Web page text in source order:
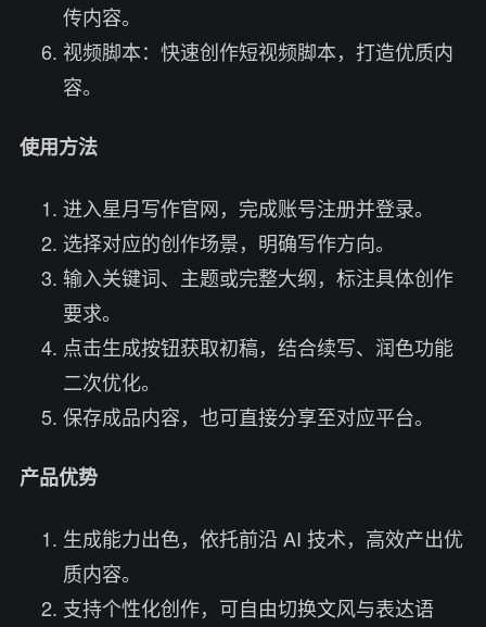
传内容。
视频脚本：快速创作短视频脚本，打造优质内
容。
使用方法
进入星月写作官网，完成账号注册并登录。
选择对应的创作场景，明确写作方向。
输入关键词、主题或完整大纲，标注具体创作
要求。
点击生成按钮获取初稿，结合续写、润色功能
二次优化。
保存成品内容，也可直接分享至对应平台。
产品优势
生成能力出色，依托前沿 AI 技术，高效产出优
质内容。
支持个性化创作，可自由切换文风与表达语